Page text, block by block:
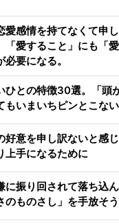
愛感情を持てなくて申
「愛すること」にも「
必要になる。
ひとの特徴30選。「頭
もいまいちピンとこな
好意を申し訳ないと感
上手になるために
に振り回されて落ち込
のものさし」を手放そう